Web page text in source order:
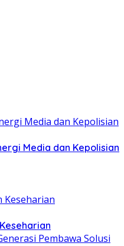
Media dan Kepolisian